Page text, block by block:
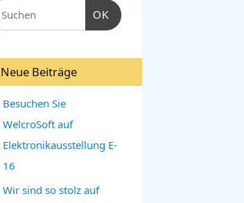
OK
Neue Beiträge
Besuchen Sie
WelcroSoft auf
Elektronikausstellung E-
16
Wir sind so stolz auf